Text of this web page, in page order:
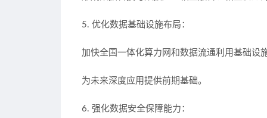
5. 优化数据基础设施布局：
加快全国一体化算力网和数据流通利用基础设
为未来深度应用提供前期基础。
6. 强化数据安全保障能力：